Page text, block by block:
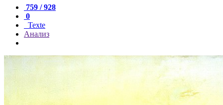
759 / 928
0
Texte
Анализ